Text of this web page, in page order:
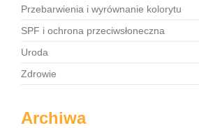
Przebarwienia i wyrównanie kolorytu
SPF i ochrona przeciwsłoneczna
Uroda
Zdrowie
Archiwa